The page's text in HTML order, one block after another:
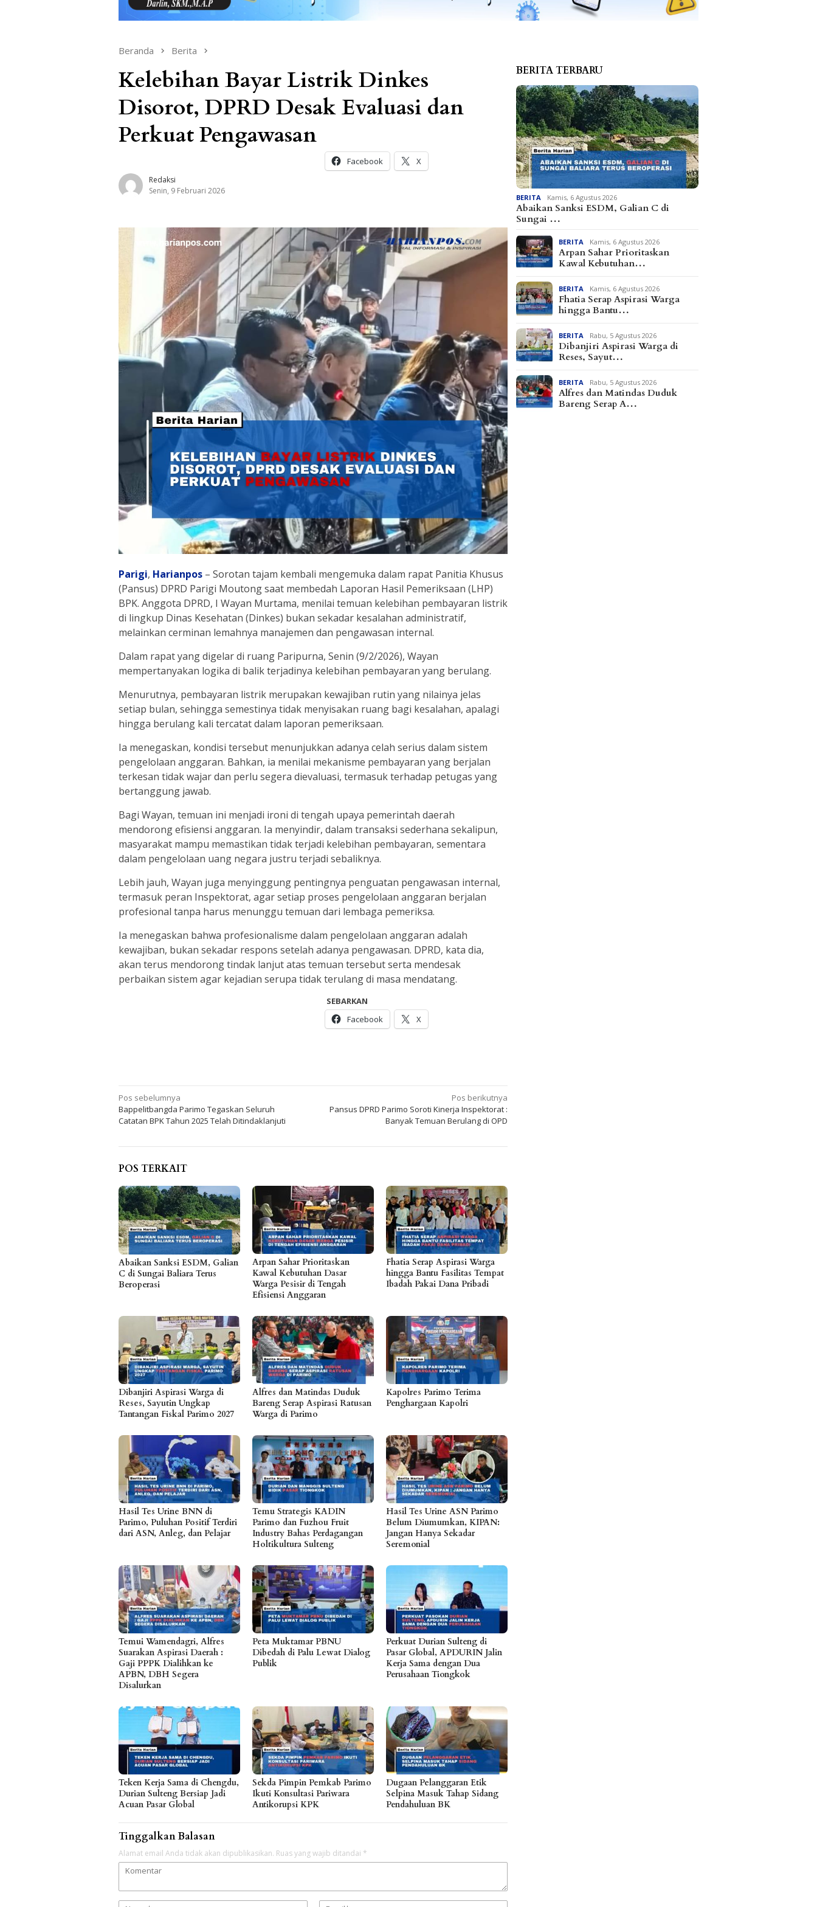
Beranda Berita
Kelebihan Bayar Listrik Dinkes
Disorot, DPRD Desak Evaluasi dan
Perkuat Pengawasan
Redaksi
Senin, 9 Februari 2026
Facebook X
Parigi, Harianpos – Sorotan tajam kembali mengemuka dalam rapat Panitia Khusus
(Pansus) DPRD Parigi Moutong saat membedah Laporan Hasil Pemeriksaan (LHP)
BPK. Anggota DPRD, I Wayan Murtama, menilai temuan kelebihan pembayaran listrik
di lingkup Dinas Kesehatan (Dinkes) bukan sekadar kesalahan administratif,
melainkan cerminan lemahnya manajemen dan pengawasan internal.
Dalam rapat yang digelar di ruang Paripurna, Senin (9/2/2026), Wayan
mempertanyakan logika di balik terjadinya kelebihan pembayaran yang berulang.
Menurutnya, pembayaran listrik merupakan kewajiban rutin yang nilainya jelas
setiap bulan, sehingga semestinya tidak menyisakan ruang bagi kesalahan, apalagi
hingga berulang kali tercatat dalam laporan pemeriksaan.
Ia menegaskan, kondisi tersebut menunjukkan adanya celah serius dalam sistem
pengelolaan anggaran. Bahkan, ia menilai mekanisme pembayaran yang berjalan
terkesan tidak wajar dan perlu segera dievaluasi, termasuk terhadap petugas yang
bertanggung jawab.
Bagi Wayan, temuan ini menjadi ironi di tengah upaya pemerintah daerah
mendorong efisiensi anggaran. Ia menyindir, dalam transaksi sederhana sekalipun,
masyarakat mampu memastikan tidak terjadi kelebihan pembayaran, sementara
dalam pengelolaan uang negara justru terjadi sebaliknya.
Lebih jauh, Wayan juga menyinggung pentingnya penguatan pengawasan internal,
termasuk peran Inspektorat, agar setiap proses pengelolaan anggaran berjalan
profesional tanpa harus menunggu temuan dari lembaga pemeriksa.
Ia menegaskan bahwa profesionalisme dalam pengelolaan anggaran adalah
kewajiban, bukan sekadar respons setelah adanya pengawasan. DPRD, kata dia,
akan terus mendorong tindak lanjut atas temuan tersebut serta mendesak
perbaikan sistem agar kejadian serupa tidak terulang di masa mendatang.
SEBARKAN
Facebook
X
Navigasi
pos
Pos sebelumnya
Bappelitbangda Parimo Tegaskan Seluruh
Catatan BPK Tahun 2025 Telah Ditindaklanjuti
Pos berikutnya
Pansus DPRD Parimo Soroti Kinerja Inspektorat :
Banyak Temuan Berulang di OPD
POS TERKAIT
Abaikan Sanksi ESDM, Galian
C di Sungai Baliara Terus
Beroperasi
Arpan Sahar Prioritaskan
Kawal Kebutuhan Dasar
Warga Pesisir di Tengah
Efisiensi Anggaran
Fhatia Serap Aspirasi Warga
hingga Bantu Fasilitas Tempat
Ibadah Pakai Dana Pribadi
Dibanjiri Aspirasi Warga di
Reses, Sayutin Ungkap
Tantangan Fiskal Parimo 2027
Alfres dan Matindas Duduk
Bareng Serap Aspirasi Ratusan
Warga di Parimo
Kapolres Parimo Terima
Penghargaan Kapolri
Hasil Tes Urine BNN di
Parimo, Puluhan Positif Terdiri
dari ASN, Anleg, dan Pelajar
Temu Strategis KADIN
Parimo dan Fuzhou Fruit
Industry Bahas Perdagangan
Holtikultura Sulteng
Hasil Tes Urine ASN Parimo
Belum Diumumkan, KIPAN:
Jangan Hanya Sekadar
Seremonial
Temui Wamendagri, Alfres
Suarakan Aspirasi Daerah :
Gaji PPPK Dialihkan ke
APBN, DBH Segera
Disalurkan
Peta Muktamar PBNU
Dibedah di Palu Lewat Dialog
Publik
Perkuat Durian Sulteng di
Pasar Global, APDURIN Jalin
Kerja Sama dengan Dua
Perusahaan Tiongkok
Teken Kerja Sama di Chengdu,
Durian Sulteng Bersiap Jadi
Acuan Pasar Global
Sekda Pimpin Pemkab Parimo
Ikuti Konsultasi Pariwara
Antikorupsi KPK
Dugaan Pelanggaran Etik
Selpina Masuk Tahap Sidang
Pendahuluan BK
Tinggalkan Balasan
Alamat email Anda tidak akan dipublikasikan. Ruas yang wajib ditandai *
BERITA TERBARU
BERITA Kamis, 6 Agustus 2026
Abaikan Sanksi ESDM, Galian C di
Sungai …
BERITA Kamis, 6 Agustus 2026
Arpan Sahar Prioritaskan
Kawal Kebutuhan…
BERITA Kamis, 6 Agustus 2026
Fhatia Serap Aspirasi Warga
hingga Bantu…
BERITA Rabu, 5 Agustus 2026
Dibanjiri Aspirasi Warga di
Reses, Sayut…
BERITA Rabu, 5 Agustus 2026
Alfres dan Matindas Duduk
Bareng Serap A…